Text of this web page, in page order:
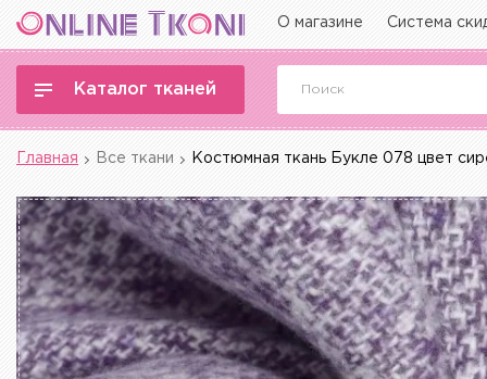
О магазине Система
Каталог тканей
Главная Все ткани Костюмная ткань Букле 078 цвет